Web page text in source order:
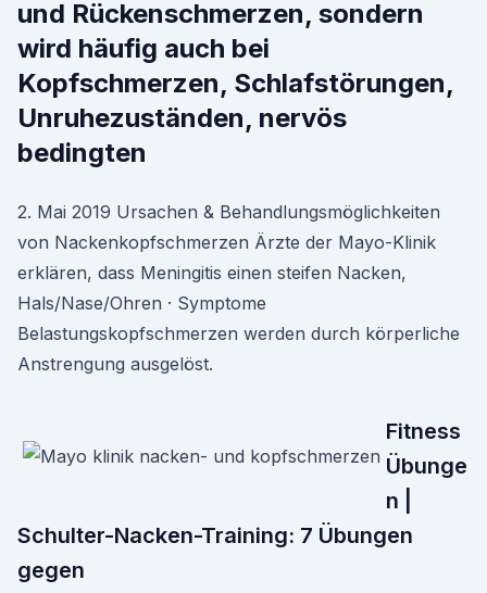
und Rückenschmerzen, sondern
wird häufig auch bei
Kopfschmerzen, Schlafstörungen,
Unruhezuständen, nervös
bedingten
2. Mai 2019 Ursachen & Behandlungsmöglichkeiten
von Nackenkopfschmerzen Ärzte der Mayo-Klinik
erklären, dass Meningitis einen steifen Nacken,
Hals/Nase/Ohren · Symptome
Belastungskopfschmerzen werden durch körperliche
Anstrengung ausgelöst.
Fitness
Übunge
n |
Schulter-Nacken-Training: 7 Übungen
gegen